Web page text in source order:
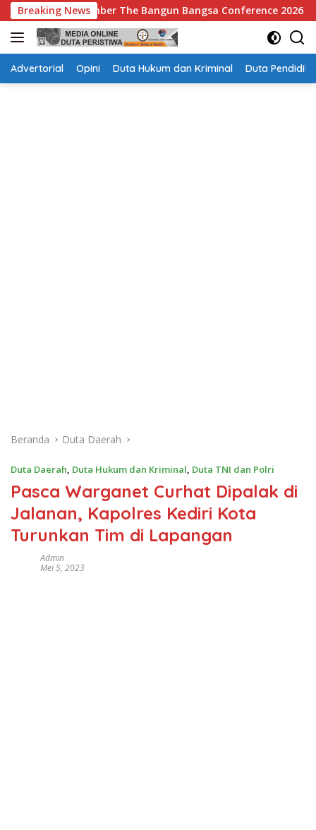
Langsung
ke
konten
Breaking News
Bangsa Conference 2026 Pengawas Tak
Advertorial Opini Duta Hukum dan Kriminal Duta
Beranda Duta Daerah
Duta Daerah, Duta Hukum dan Kriminal, Duta TNI dan Polri
Pasca Warganet Curhat Dipalak di
Jalanan, Kapolres Kediri Kota
Turunkan Tim di Lapangan
Admin
Mei 5, 2023